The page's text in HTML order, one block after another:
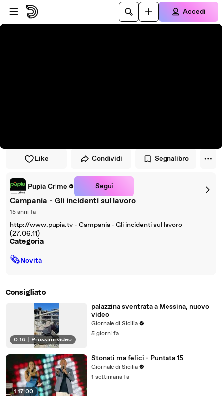
Vai al lettore
Passa al contenuto principale
Accedi
Like Condividi Segnalibro
Pupia Crime Segui
Campania - Gli incidenti sul lavoro
15 anni fa
http://www.pupia.tv - Campania - Gli incidenti sul lavoro
(27.06.11)
Categoria
🗞Novità
Consigliato
0:16 Prossimi video
palazzina sventrata a Messina, nuovo
video
Giornale di Sicilia
5 giorni fa
1:17:00
Stonati ma felici - Puntata 15
Giornale di Sicilia
1 settimana fa